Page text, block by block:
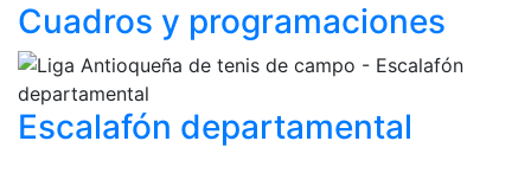
Cuadros y programaciones
Escalafón departamental